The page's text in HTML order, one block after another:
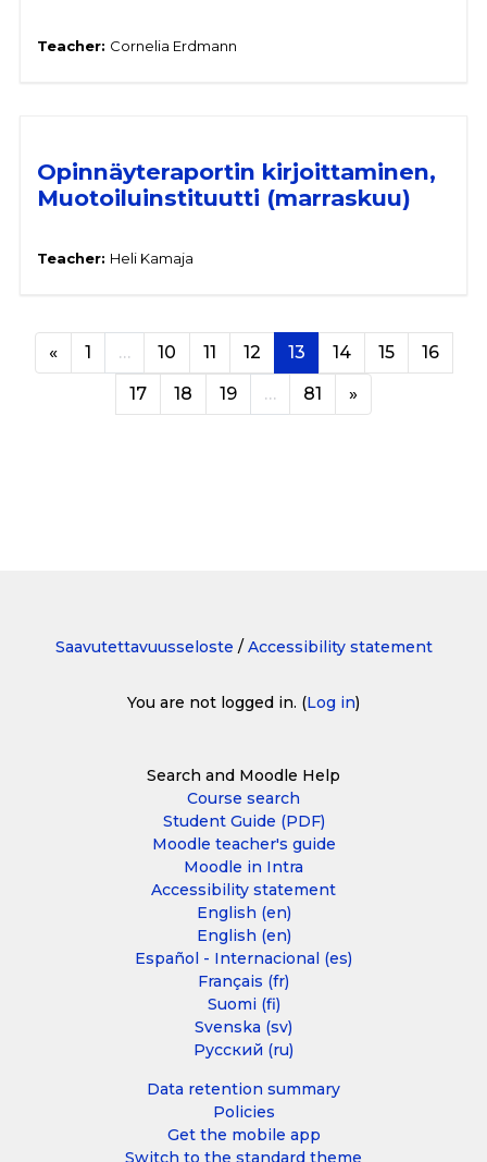
Teacher: Cornelia Erdmann
Opinnäyteraportin kirjoittaminen,
Muotoiluinstituutti (marraskuu)
Teacher: Heli Kamaja
«Previous page
1Page 1
… 10Page 10
11Page 11
12Page 12
13Page 13
14Page 14
15Page 15
16Page
17Page 17
18Page 18
19Page 19
… 81Page 81
»Next page
Saavutettavuusseloste / Accessibility statement
You are not logged in. (Log in)
Search and Moodle Help
Course search
Student Guide (PDF)
Moodle teacher's guide
Moodle in Intra
Accessibility statement
English ‎(en)‎
English ‎(en)‎
Español - Internacional ‎(es)‎
Français ‎(fr)‎
Suomi ‎(fi)‎
Svenska ‎(sv)‎
Русский ‎(ru)‎
Data retention summary
Policies
Get the mobile app
Switch to the standard theme